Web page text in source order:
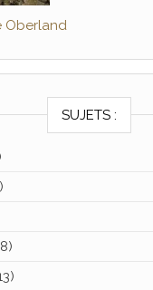
Oberland
SUJETS :